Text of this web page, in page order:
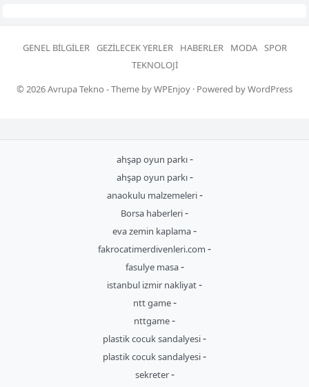
GENEL BILGILER GEZILECEK YERLER HABERLER MODA SPOR
TEKNOLOJI
© 2026Avrupa Tekno - Theme byWPEnjoy · Powered byWordPress
ahşap oyun parkı-
ahşap oyun parkı-
anaokulu malzemeleri-
Borsa haberleri-
eva zemin kaplama-
fakrocatimerdivenleri.com -
fasulye masa-
istanbul izmir nakliyat-
ntt game-
nttgame-
plastik cocuk sandalyesi-
plastik cocuk sandalyesi-
sekreter-